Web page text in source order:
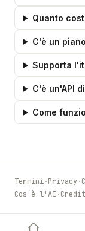
Quanto
C'è un
Supporta
C'è un'API
Come
Termini·Privacy·
Cos'è l'AI ·